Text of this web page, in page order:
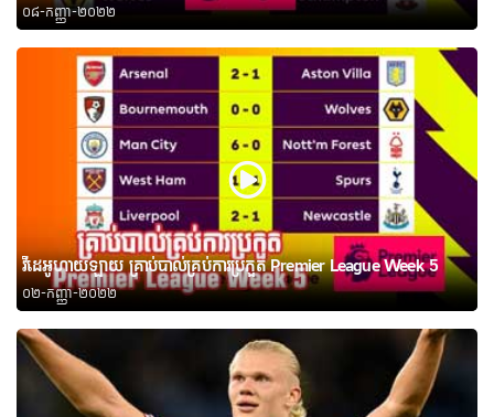
០៨-កញ្ញា-២០២២
វីដេអូហាយឡាយ គ្រាប់បាល់គ្រប់ការប្រកួត Premier League Week 5
០២-កញ្ញា-២០២២